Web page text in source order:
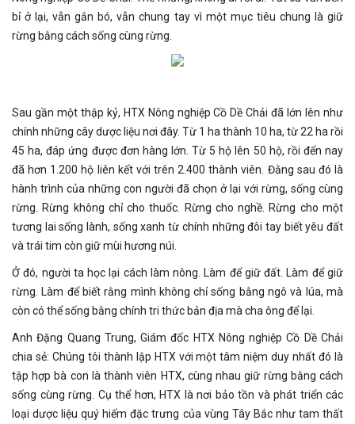
bỉ ở lại, vẫn gắn bó, vẫn chung tay vì một mục tiêu chung là giữ
rừng bằng cách sống cùng rừng.
Sau gần một thập kỷ, HTX Nông nghiệp Cồ Dề Chải đã lớn lên như
chính những cây dược liệu nơi đây. Từ 1 ha thành 10 ha, từ 22 ha rồi
45 ha, đáp ứng được đơn hàng lớn. Từ 5 hộ lên 50 hộ, rồi đến nay
đã hơn 1.200 hộ liên kết với trên 2.400 thành viên. Đằng sau đó là
hành trình của những con người đã chọn ở lại với rừng, sống cùng
rừng. Rừng không chỉ cho thuốc. Rừng cho nghề. Rừng cho một
tương lai sống lành, sống xanh từ chính những đôi tay biết yêu đất
và trái tim còn giữ mùi hương núi.
Ở đó, người ta học lại cách làm nông. Làm để giữ đất. Làm để giữ
rừng. Làm để biết rằng mình không chỉ sống bằng ngô và lúa, mà
còn có thể sống bằng chính tri thức bản địa mà cha ông để lại.
Anh Đặng Quang Trung, Giám đốc HTX Nông nghiệp Cồ Dề Chải
chia sẻ: Chúng tôi thành lập HTX với một tâm niệm duy nhất đó là
tập hợp bà con là thành viên HTX, cùng nhau giữ rừng bằng cách
sống cùng rừng. Cụ thể hơn, HTX là nơi bảo tồn và phát triển các
loại dược liệu quý hiếm đặc trưng của vùng Tây Bắc như tam thất